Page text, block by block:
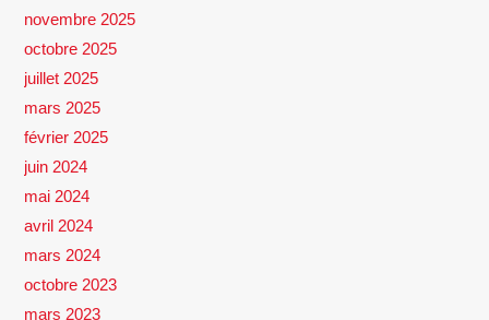
novembre 2025
octobre 2025
juillet 2025
mars 2025
février 2025
juin 2024
mai 2024
avril 2024
mars 2024
octobre 2023
mars 2023